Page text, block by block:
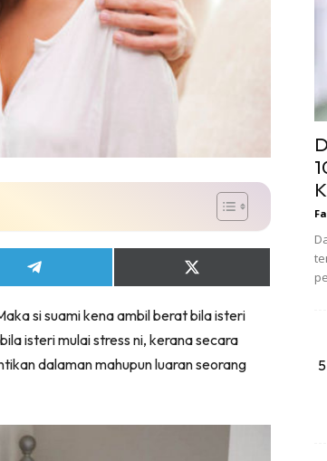
Share
on
Share
on
(Twitter)
si suami kena ambil berat bila isteri
isteri mulai stress ni, kerana secara
dalaman mahupun luaran seorang